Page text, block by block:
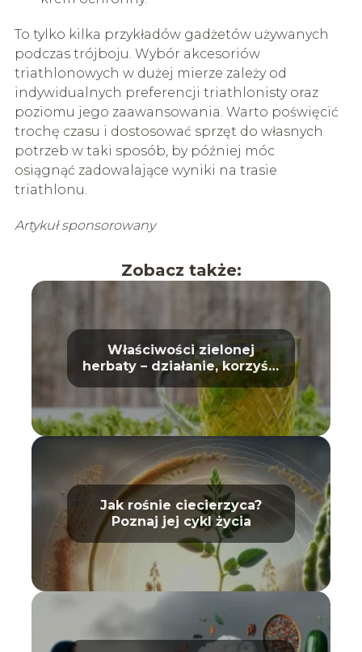
To tylko kilka przykładów gadżetów używanych
podczas trójboju. Wybór akcesoriów
triathlonowych w dużej mierze zależy od
indywidualnych preferencji triathlonisty oraz
poziomu jego zaawansowania. Warto poświęcić
trochę czasu i dostosować sprzęt do własnych
potrzeb w taki sposób, by później móc
osiągnąć zadowalające wyniki na trasie
triathlonu.
Artykuł sponsorowany
Zobacz także:
Właściwości zielonej
herbaty – działanie, korzyści
i wpływ na zdrowie
Jak rośnie ciecierzyca?
Poznaj jej cykl życia